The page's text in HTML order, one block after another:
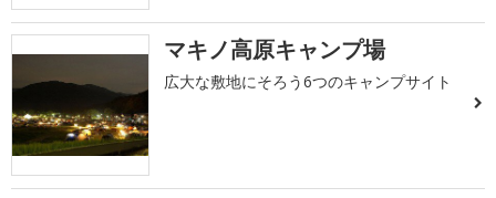
マキノ高原キャンプ場
広大な敷地にそろう6つのキャンプサイト